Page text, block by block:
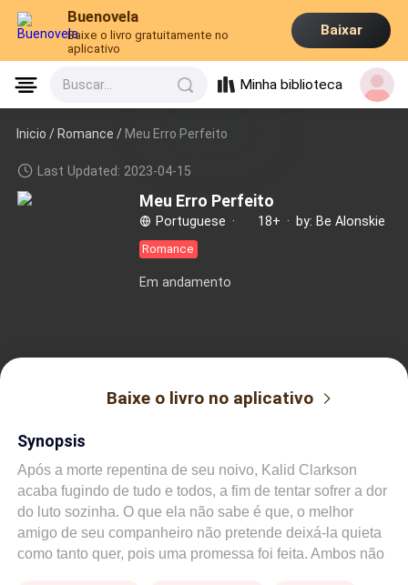
Buenovela
Baixe o livro gratuitamente no
aplicativo
Baixar
Buscar... Minha biblioteca
Inicio /Romance / Meu Erro Perfeito
Last Updated: 2023-04-15
Meu Erro Perfeito
Portuguese · 18+ · by: Be Alonskie
Romance
Em andamento
Baixe o livro no aplicativo
Synopsis
Após a morte repentina de seu noivo, Kalid Clarkson
acaba fugindo de tudo e todos, a fim de tentar sofrer a dor
do luto sozinha. O que ela não sabe é que, o melhor
amigo de seu companheiro não pretende deixá-la quieta
como tanto quer, pois uma promessa foi feita. Ambos não